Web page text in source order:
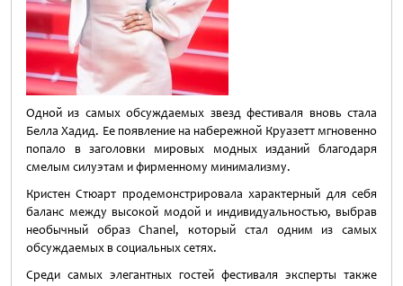
Одной из самых обсуждаемых звезд фестиваля вновь стала
Белла Хадид. Ее появление на набережной Круазетт мгновенно
попало в заголовки мировых модных изданий благодаря
смелым силуэтам и фирменному минимализму.
Кристен Стюарт продемонстрировала характерный для себя
баланс между высокой модой и индивидуальностью, выбрав
необычный образ Chanel, который стал одним из самых
обсуждаемых в социальных сетях.
Среди самых элегантных гостей фестиваля эксперты также